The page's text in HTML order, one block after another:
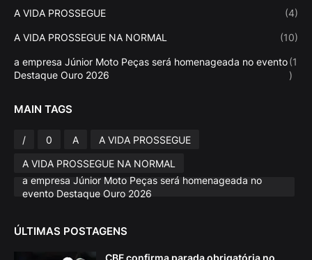
A VIDA PROSSEGUE (4)
A VIDA PROSSEGUE NA NORMAL (10)
a empresa Júnior Moto Peças será homenageada no evento
Destaque Ouro 2026
(1
)
MAIN TAGS
/ 0 A
A VIDA PROSSEGUE
A VIDA PROSSEGUE NA NORMAL
a empresa Júnior Moto Peças será homenageada no
evento Destaque Ouro 2026
ÚLTIMAS POSTAGENS